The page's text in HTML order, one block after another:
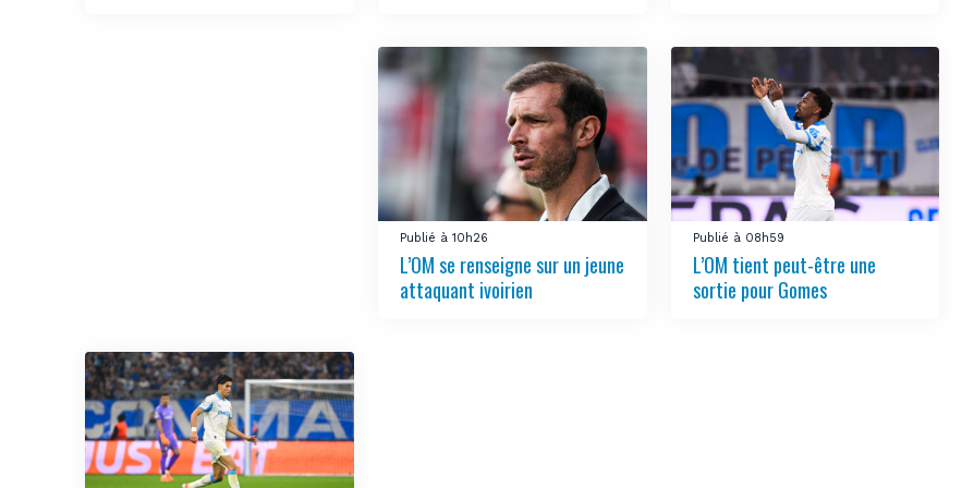
Publié à 10h26
L’OM se renseigne sur un jeune
attaquant ivoirien
Publié à 08h59
L’OM tient peut-être une
sortie pour Gomes